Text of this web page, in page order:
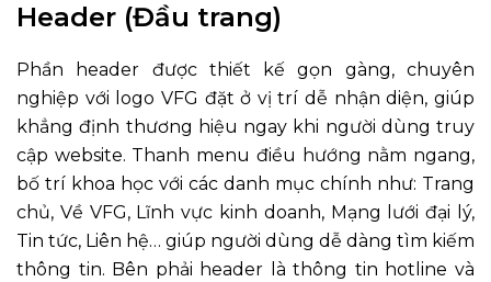
Header (Đầu trang)
Phần header được thiết kế gọn gàng, chuyên
nghiệp với logo VFG đặt ở vị trí dễ nhận diện, giúp
khẳng định thương hiệu ngay khi người dùng truy
cập website. Thanh menu điều hướng nằm ngang,
bố trí khoa học với các danh mục chính như: Trang
chủ, Về VFG, Lĩnh vực kinh doanh, Mạng lưới đại lý,
Tin tức, Liên hệ… giúp người dùng dễ dàng tìm kiếm
thông tin. Bên phải header là thông tin hotline và